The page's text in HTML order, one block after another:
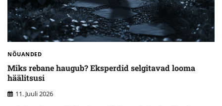
NÕUANDED
Miks rebane haugub? Eksperdid selgitavad looma
häälitsusi
11. Juuli 2026